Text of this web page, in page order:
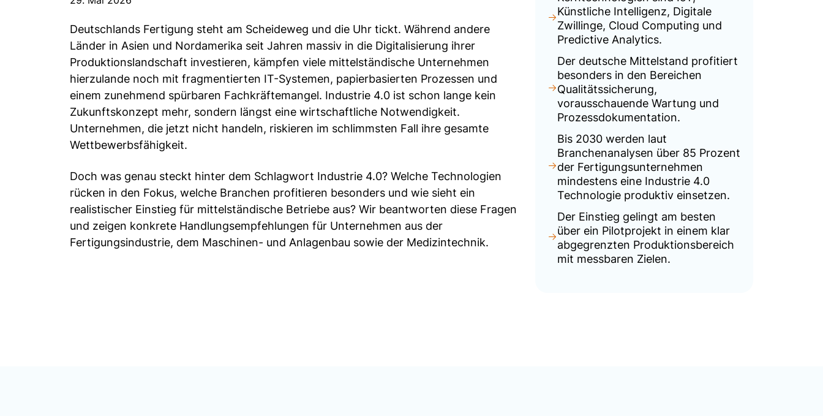
Deutschlands Fertigung steht am Scheideweg und die Uhr tickt. Während andere
Länder in Asien und Nordamerika seit Jahren massiv in die Digitalisierung ihrer
Produktionslandschaft investieren, kämpfen viele mittelständische Unternehmen
hierzulande noch mit fragmentierten IT-Systemen, papierbasierten Prozessen und
einem zunehmend spürbaren Fachkräftemangel. Industrie 4.0 ist schon lange kein
Zukunftskonzept mehr, sondern längst eine wirtschaftliche Notwendigkeit.
Unternehmen, die jetzt nicht handeln, riskieren im schlimmsten Fall ihre gesamte
Wettbewerbsfähigkeit.
Doch was genau steckt hinter dem Schlagwort Industrie 4.0? Welche Technologien
rücken in den Fokus, welche Branchen profitieren besonders und wie sieht ein
realistischer Einstieg für mittelständische Betriebe aus? Wir beantworten diese Fragen
und zeigen konkrete Handlungsempfehlungen für Unternehmen aus der
Fertigungsindustrie, dem Maschinen- und Anlagenbau sowie der Medizintechnik.
Künstliche Intelligenz, Digitale
Zwillinge, Cloud Computing und
Predictive Analytics.
Der deutsche Mittelstand profitiert
besonders in den Bereichen
Qualitätssicherung,
vorausschauende Wartung und
Prozessdokumentation.
Bis 2030 werden laut
Branchenanalysen über 85 Prozent
der Fertigungsunternehmen
mindestens eine Industrie 4.0
Technologie produktiv einsetzen.
Der Einstieg gelingt am besten
über ein Pilotprojekt in einem klar
abgegrenzten Produktionsbereich
mit messbaren Zielen.